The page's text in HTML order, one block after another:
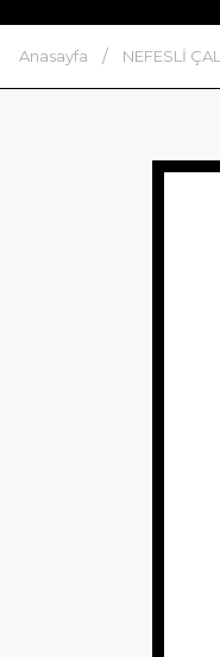
Anasayfa NEFESLİ